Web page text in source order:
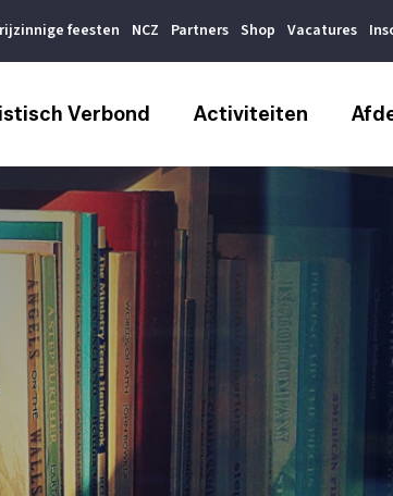
feesten NCZ Partners Shop Vacatures
Verbond Activiteiten